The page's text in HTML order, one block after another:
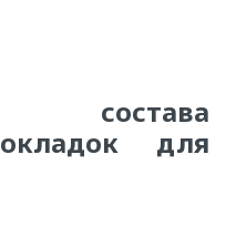
состава
для